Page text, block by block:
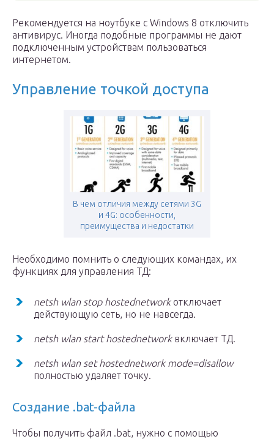
Рекомендуется на ноутбуке с Windows 8 отключить
антивирус. Иногда подобные программы не дают
подключенным устройствам пользоваться
интернетом.
Управление точкой доступа
В чем отличия между сетями 3G
и 4G: особенности,
преимущества и недостатки
Необходимо помнить о следующих командах, их
функциях для управления ТД:
netsh wlan stop hostednetworkотключает
действующую сеть, но не навсегда.
netsh wlan start hostednetwork включает ТД.
netsh wlan set hostednetwork mode=disallow
полностью удаляет точку.
Создание .bat-файла
Чтобы получить файл .bat, нужно с помощью